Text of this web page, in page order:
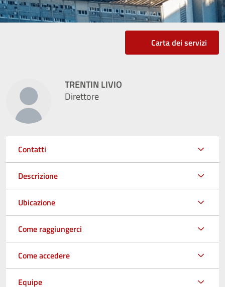
Carta dei servizi
TRENTIN LIVIO
Direttore
Contatti
Descrizione
Ubicazione
Come raggiungerci
Come accedere
Equipe